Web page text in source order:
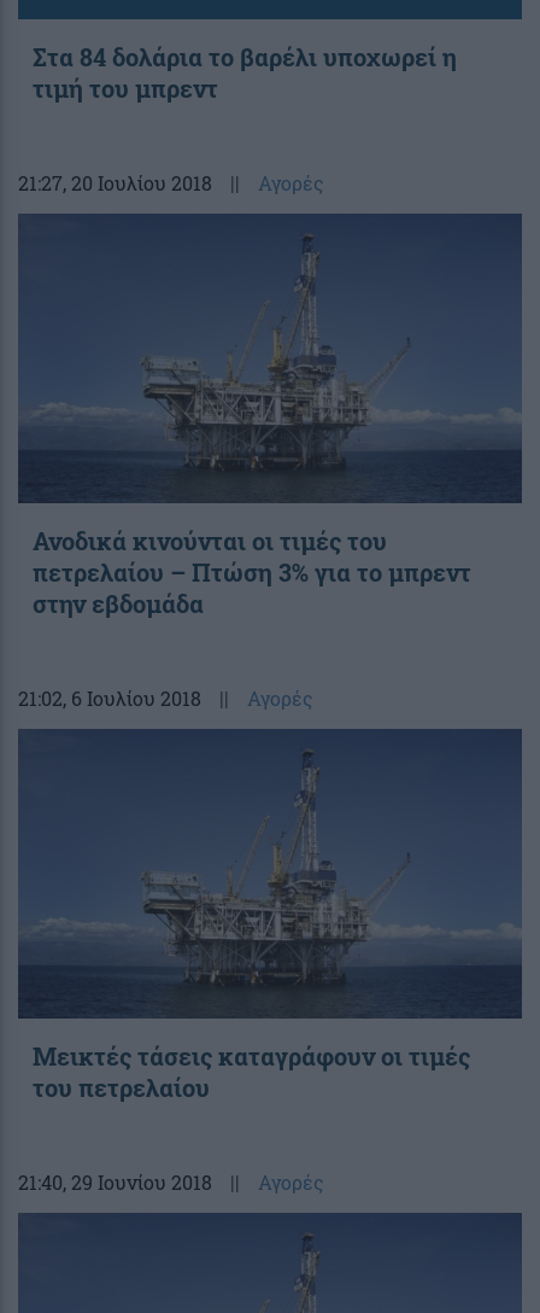
Στα 84 δολάρια το βαρέλι υποχωρεί η
τιμή του μπρεντ
21:27, 20 Ιουλίου 2018 || Αγορές
Ανοδικά κινούνται οι τιμές του
πετρελαίου – Πτώση 3% για το μπρεντ
στην εβδομάδα
21:02, 6 Ιουλίου 2018 || Αγορές
Μεικτές τάσεις καταγράφουν οι τιμές
του πετρελαίου
21:40, 29 Ιουνίου 2018 || Αγορές